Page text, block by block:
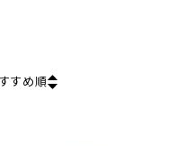
すめ順